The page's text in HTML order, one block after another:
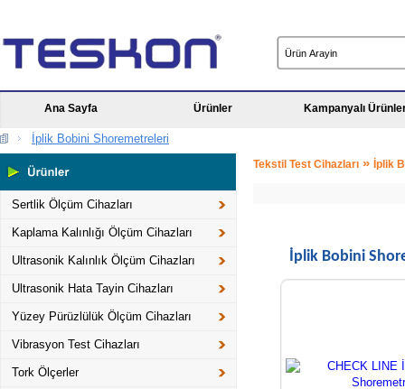
Ana Sayfa Ürünler Kampanyalı
İplik Bobini Shoremetreleri
Sertlik Ölçüm Cihazları
Kaplama Kalınlığı Ölçüm Cihazları
Ultrasonik Kalınlık Ölçüm Cihazları
Ultrasonik Hata Tayin Cihazları
Yüzey Pürüzlülük Ölçüm Cihazları
Vibrasyon Test Cihazları
Tork Ölçerler
Tekstil Test Cihazları » İplik
İplik Bobini